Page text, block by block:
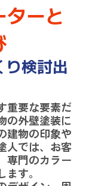
ーと
り検討出
重要な要素だ
の外壁塗装に
建物の印象や
人では、お客
専門のカラー
す。